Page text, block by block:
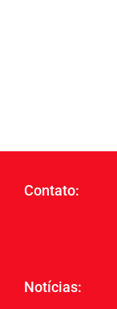
Contato:
Notícias: